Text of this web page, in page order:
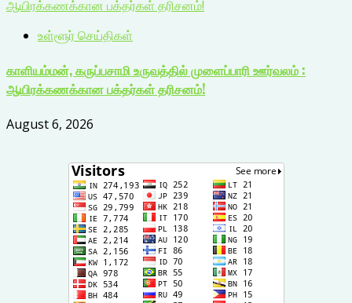
ஆயிரக்கணக்கான பக்தர்கள் தரிசனம்!
உள்ளூர் செய்திகள்
காளியம்மன், கருப்பசாமி உருவத்தில் முளைப்பாரி ஊர்வலம் :
ஆயிரக்கணக்கான பக்தர்கள் தரிசனம்!
August 6, 2026